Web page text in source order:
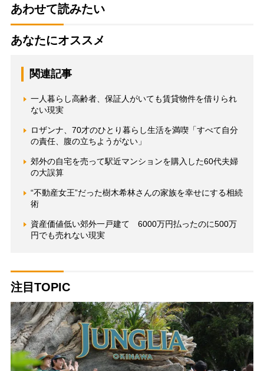
あわせて読みたい
あなたにオススメ
関連記事
一人暮らし高齢者、保証人がいても賃貸物件を借りられ
ない現実
ロザンナ、70才のひとり暮らし生活を満喫「すべて自分
の責任、腹の立ちようがない」
郊外の自宅を売って駅近マンションを購入した60代夫婦
の大誤算
“不動産女王”だった樹木希林さんの家族を幸せにする相続
術
資産価値低い郊外一戸建て 6000万円払ったのに500万
円でも売れない現実
注目TOPIC